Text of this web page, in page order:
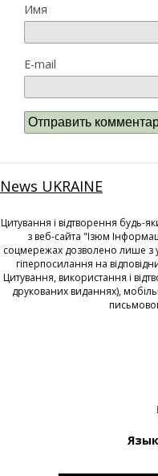
Имя
E-mail
News UKRAINE
Цитування і відтворення будь-
з веб-сайта "Ізюм
соцмережах дозволено лише з
гіперпосилання на
Цитування, використання і
друкованих виданнях),